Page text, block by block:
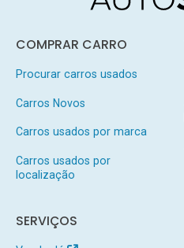
COMPRAR CARRO
Procurar carros usados
Carros Novos
Carros usados por marca
Carros usados por
localização
SERVIÇOS